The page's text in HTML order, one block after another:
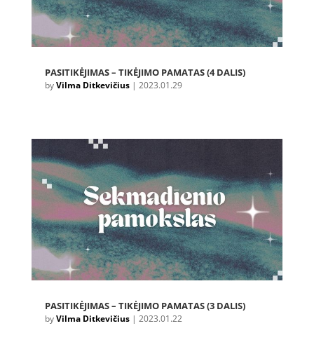
PASITIKĖJIMAS – TIKĖJIMO PAMATAS (4 DALIS)
byVilma Ditkevičius| 2023.01.29
PASITIKĖJIMAS – TIKĖJIMO PAMATAS (3 DALIS)
byVilma Ditkevičius| 2023.01.22